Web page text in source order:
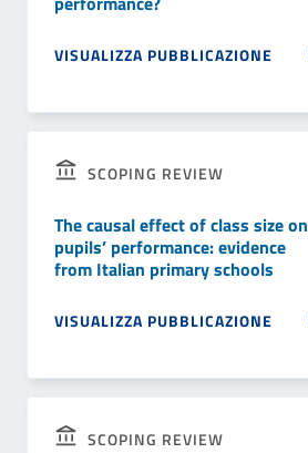
VISUALIZZA PUBBLICAZIONE
SCOPING REVIEW
The causal effect of class size on
pupils’ performance: evidence
from Italian primary schools
VISUALIZZA PUBBLICAZIONE
SCOPING REVIEW